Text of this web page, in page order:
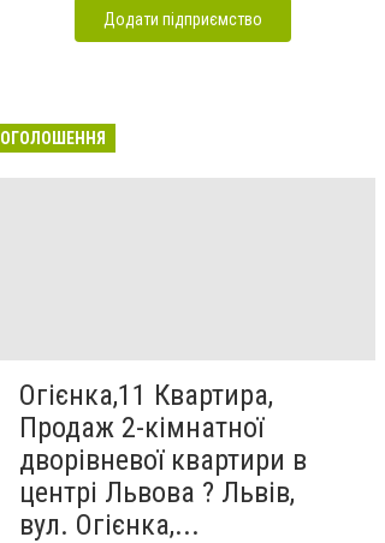
Додати підприємство
ОГОЛОШЕННЯ
Огієнка,11 Квартира,
Продаж 2-кімнатної
дворівневої квартири в
центрі Львова ? Львів,
вул. Огієнка,...